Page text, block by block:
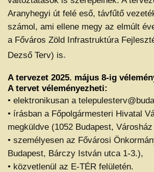
Aranyhegyi út felé eső, távfűtő
számol, ami ellene megy az elmúlt
a Főváros Zöld Infrastruktúra
Dezső Terv) is.
A tervezet 2025. május 8-ig
A tervet véleményezheti:
• elektronikusan a
• írásban a Főpolgármesteri Hivatal
megküldve (1052 Budapest,
• személyesen az Fővárosi
Budapest, Bárczy István utca 1-3.),
• közvetlenül az E-TÉR felületén.